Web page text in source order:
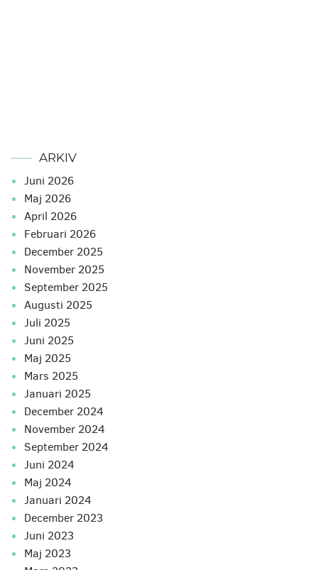
ARKIV
juni 2026
maj 2026
april 2026
februari 2026
december 2025
november 2025
september 2025
augusti 2025
juli 2025
juni 2025
maj 2025
mars 2025
januari 2025
december 2024
november 2024
september 2024
juni 2024
maj 2024
januari 2024
december 2023
juni 2023
maj 2023